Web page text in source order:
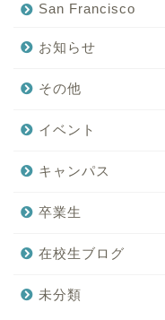
San Francisco
お知らせ
その他
イベント
キャンパス
卒業生
在校生ブログ
未分類